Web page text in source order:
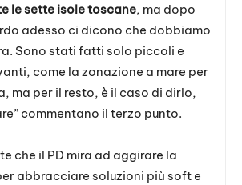
le sette isole toscane, ma dopo
adesso ci dicono che dobbiamo
Sono stati fatti solo piccoli e
come la zonazione a mare per
ma per il resto, è il caso di dirlo,
commentano il terzo punto.
che il PD mira ad aggirare la
abbracciare soluzioni più soft e